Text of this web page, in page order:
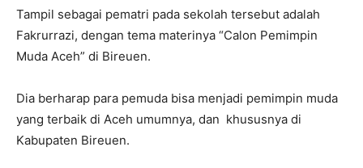
Tampil sebagai pematri pada sekolah tersebut adalah
Fakrurrazi, dengan tema materinya “Calon Pemimpin
Muda Aceh” di Bireuen.
Dia berharap para pemuda bisa menjadi pemimpin muda
yang terbaik di Aceh umumnya, dan khususnya di
Kabupaten Bireuen.